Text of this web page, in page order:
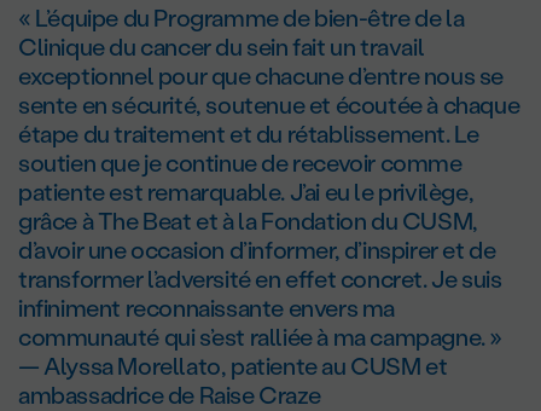
« L’équipe du Programme de bien-être de la
Clinique du cancer du sein fait un travail
exceptionnel pour que chacune d’entre nous se
sente en sécurité, soutenue et écoutée à chaque
étape du traitement et du rétablissement. Le
soutien que je continue de recevoir comme
patiente est remarquable. J’ai eu le privilège,
grâce à The Beat et à la Fondation du CUSM,
d’avoir une occasion d’informer, d’inspirer et de
transformer l’adversité en effet concret. Je suis
infiniment reconnaissante envers ma
communauté qui s’est ralliée à ma campagne. »
— Alyssa Morellato, patiente au CUSM et
ambassadrice de Raise Craze